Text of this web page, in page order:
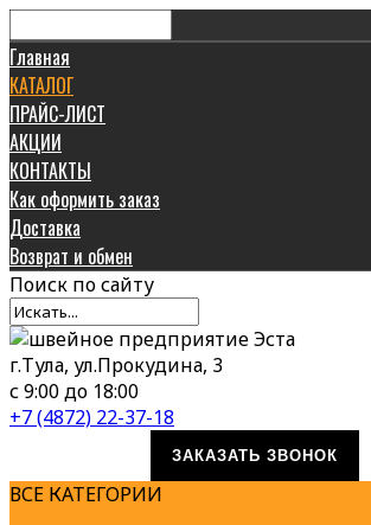
Главная
КАТАЛОГ
ПРАЙС-ЛИСТ
АКЦИИ
КОНТАКТЫ
Как оформить заказ
Доставка
Возврат и обмен
Поиск по сайту
г.Тула, ул.Прокудина, 3
с 9:00 до 18:00
+7 (4872) 22-37-18
ЗАКАЗАТЬ ЗВОНОК
ВСЕ КАТЕГОРИИ